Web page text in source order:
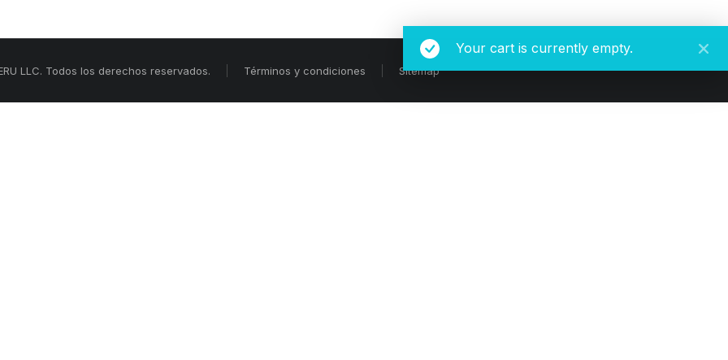
Your cart is currently empty.
LLC. Todos los derechos reservados. Términos y condiciones Sitemap